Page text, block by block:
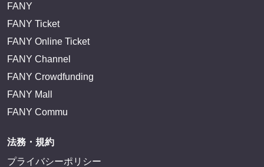
FANY
FANY Ticket
FANY Online Ticket
FANY Channel
FANY Crowdfunding
FANY Mall
FANY Commu
法務・規約
プライバシーポリシー